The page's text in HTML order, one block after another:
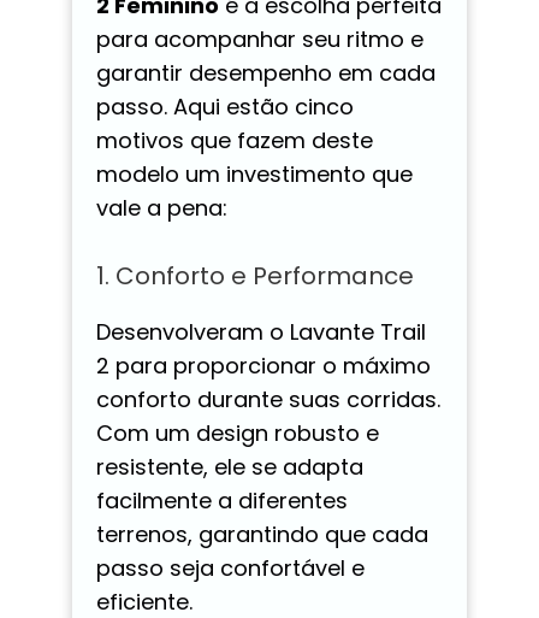
para acompanhar seu ritmo e
garantir desempenho em cada
passo. Aqui estão cinco
motivos que fazem deste
modelo um investimento que
vale a pena:
1. Conforto e Performance
Desenvolveram o Lavante Trail
2 para proporcionar o máximo
conforto durante suas corridas.
Com um design robusto e
resistente, ele se adapta
facilmente a diferentes
terrenos, garantindo que cada
passo seja confortável e
eficiente.